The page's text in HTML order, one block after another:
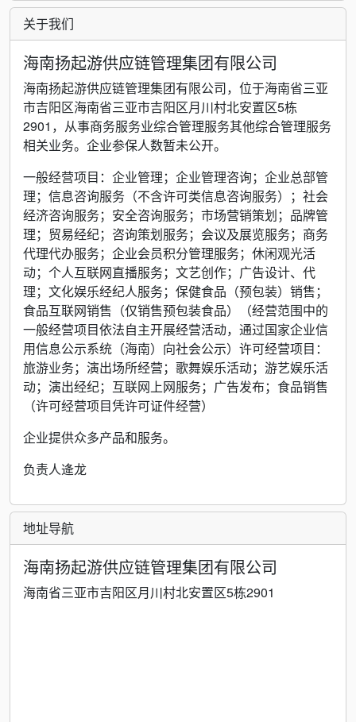
关于我们
海南扬起游供应链管理集团有限公司
海南扬起游供应链管理集团有限公司，位于海南省三亚
市吉阳区海南省三亚市吉阳区月川村北安置区5栋
2901，从事商务服务业综合管理服务其他综合管理服务
相关业务。企业参保人数暂未公开。
一般经营项目：企业管理；企业管理咨询；企业总部管
理；信息咨询服务（不含许可类信息咨询服务）；社会
经济咨询服务；安全咨询服务；市场营销策划；品牌管
理；贸易经纪；咨询策划服务；会议及展览服务；商务
代理代办服务；企业会员积分管理服务；休闲观光活
动；个人互联网直播服务；文艺创作；广告设计、代
理；文化娱乐经纪人服务；保健食品（预包装）销售；
食品互联网销售（仅销售预包装食品）（经营范围中的
一般经营项目依法自主开展经营活动，通过国家企业信
用信息公示系统（海南）向社会公示）许可经营项目：
旅游业务；演出场所经营；歌舞娱乐活动；游艺娱乐活
动；演出经纪；互联网上网服务；广告发布；食品销售
（许可经营项目凭许可证件经营）
企业提供众多产品和服务。
负责人逄龙
地址导航
海南扬起游供应链管理集团有限公司
海南省三亚市吉阳区月川村北安置区5栋2901